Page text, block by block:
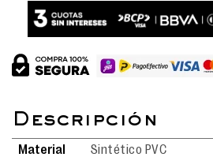
Material
Sintético PVC